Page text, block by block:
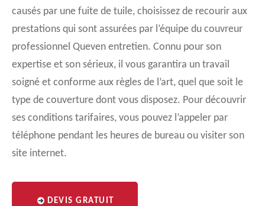
causés par une fuite de tuile, choisissez de recourir aux
prestations qui sont assurées par l’équipe du couvreur
professionnel Queven entretien. Connu pour son
expertise et son sérieux, il vous garantira un travail
soigné et conforme aux règles de l’art, quel que soit le
type de couverture dont vous disposez. Pour découvrir
ses conditions tarifaires, vous pouvez l’appeler par
téléphone pendant les heures de bureau ou visiter son
site internet.
DEVIS GRATUIT